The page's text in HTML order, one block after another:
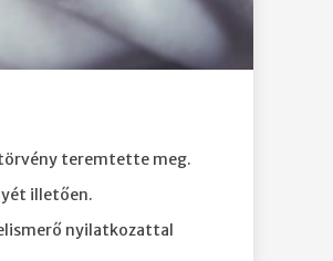
törvény teremtette meg.
illetően.
nyilatkozattal